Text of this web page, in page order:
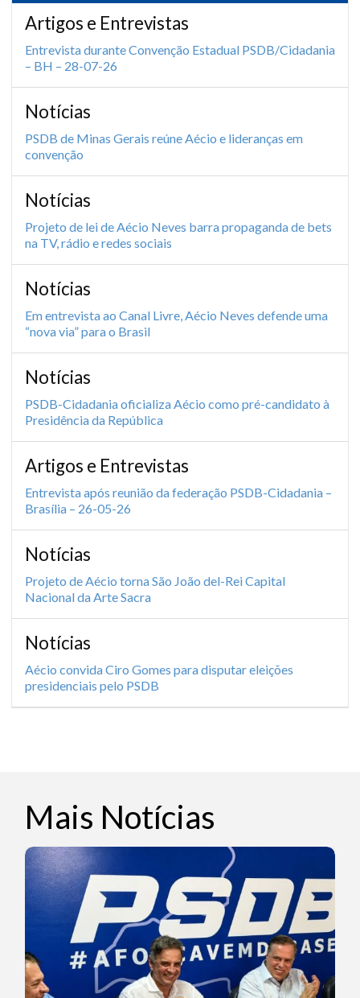
Artigos e Entrevistas
Entrevista durante Convenção Estadual PSDB/Cidadania
– BH – 28-07-26
Notícias
PSDB de Minas Gerais reúne Aécio e lideranças em
convenção
Notícias
Projeto de lei de Aécio Neves barra propaganda de bets
na TV, rádio e redes sociais
Notícias
Em entrevista ao Canal Livre, Aécio Neves defende uma
“nova via” para o Brasil
Notícias
PSDB-Cidadania oficializa Aécio como pré-candidato à
Presidência da República
Artigos e Entrevistas
Entrevista após reunião da federação PSDB-Cidadania –
Brasília – 26-05-26
Notícias
Projeto de Aécio torna São João del-Rei Capital
Nacional da Arte Sacra
Notícias
Aécio convida Ciro Gomes para disputar eleições
presidenciais pelo PSDB
Mais Notícias